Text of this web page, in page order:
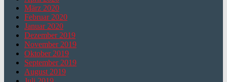
März 2020
Februar 2020
Januar 2020
Dezember 2019
November 2019
Oktober 2019
September 2019
August 2019